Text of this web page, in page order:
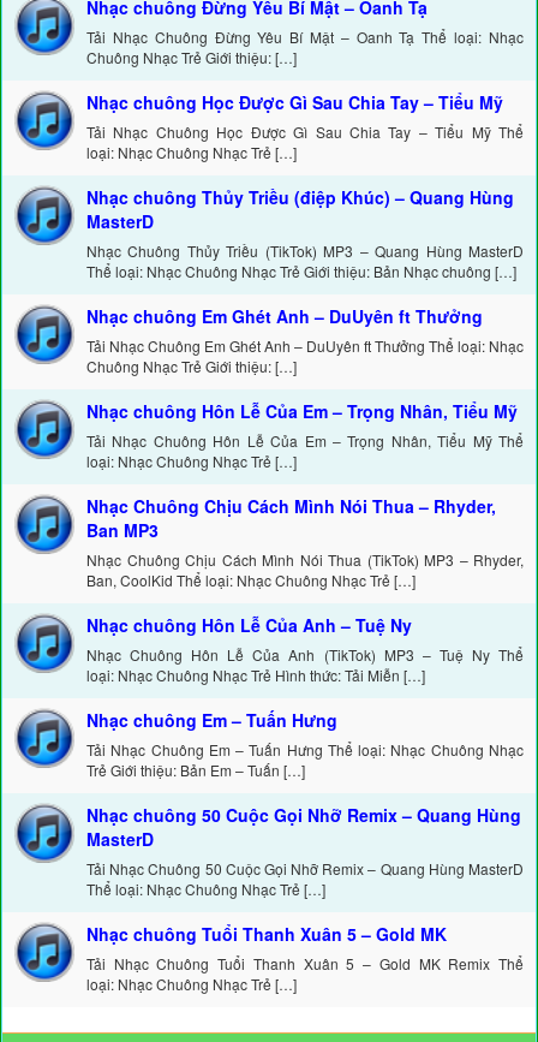
Nhạc chuông Đừng Yêu Bí Mật – Oanh Tạ
Tải Nhạc Chuông Đừng Yêu Bí Mật – Oanh Tạ Thể loại: Nhạc
Chuông Nhạc Trẻ Giới thiệu: […]
Nhạc chuông Học Được Gì Sau Chia Tay – Tiểu Mỹ
Tải Nhạc Chuông Học Được Gì Sau Chia Tay – Tiểu Mỹ Thể
loại: Nhạc Chuông Nhạc Trẻ […]
Nhạc chuông Thủy Triều (điệp Khúc) – Quang Hùng
MasterD
Nhạc Chuông Thủy Triều (TikTok) MP3 – Quang Hùng MasterD
Thể loại: Nhạc Chuông Nhạc Trẻ Giới thiệu: Bản Nhạc chuông […]
Nhạc chuông Em Ghét Anh – DuUyên ft Thưởng
Tải Nhạc Chuông Em Ghét Anh – DuUyên ft Thưởng Thể loại: Nhạc
Chuông Nhạc Trẻ Giới thiệu: […]
Nhạc chuông Hôn Lễ Của Em – Trọng Nhân, Tiểu Mỹ
Tải Nhạc Chuông Hôn Lễ Của Em – Trọng Nhân, Tiểu Mỹ Thể
loại: Nhạc Chuông Nhạc Trẻ […]
Nhạc Chuông Chịu Cách Mình Nói Thua – Rhyder,
Ban MP3
Nhạc Chuông Chịu Cách Mình Nói Thua (TikTok) MP3 – Rhyder,
Ban, CoolKid Thể loại: Nhạc Chuông Nhạc Trẻ […]
Nhạc chuông Hôn Lễ Của Anh – Tuệ Ny
Nhạc Chuông Hôn Lễ Của Anh (TikTok) MP3 – Tuệ Ny Thể
loại: Nhạc Chuông Nhạc Trẻ Hình thức: Tải Miễn […]
Nhạc chuông Em – Tuấn Hưng
Tải Nhạc Chuông Em – Tuấn Hưng Thể loại: Nhạc Chuông Nhạc
Trẻ Giới thiệu: Bản Em – Tuấn […]
Nhạc chuông 50 Cuộc Gọi Nhỡ Remix – Quang Hùng
MasterD
Tải Nhạc Chuông 50 Cuộc Gọi Nhỡ Remix – Quang Hùng MasterD
Thể loại: Nhạc Chuông Nhạc Trẻ […]
Nhạc chuông Tuổi Thanh Xuân 5 – Gold MK
Tải Nhạc Chuông Tuổi Thanh Xuân 5 – Gold MK Remix Thể
loại: Nhạc Chuông Nhạc Trẻ […]